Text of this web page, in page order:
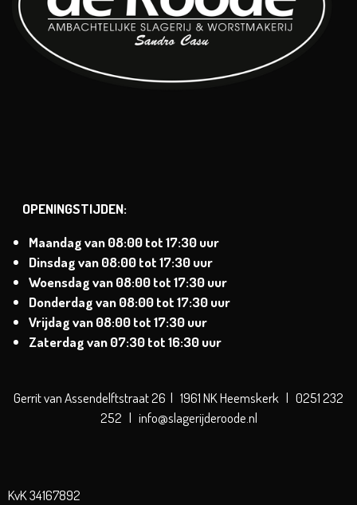
OPENINGSTIJDEN:
Maandag van08:00 tot 17:30 uur
Dinsdagvan08:00 tot 17:30 uur
Woensdag van08:00 tot 17:30 uur
Donderdag van08:00 tot 17:30 uur
Vrijdag van08:00 tot 17:30 uur
Zaterdagvan 07:30 tot 16:30 uur
Gerrit van Assendelftstraat 26 | 1961 NK Heemskerk | 0251 232
252 | info@slagerijderoode.nl
KvK 34167892